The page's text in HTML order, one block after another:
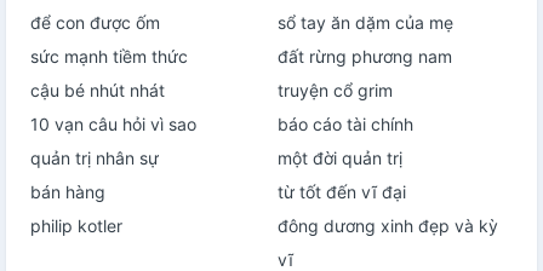
để con được ốm
sổ tay ăn dặm của mẹ
sức mạnh tiềm thức
đất rừng phương nam
cậu bé nhút nhát
truyện cổ grim
10 vạn câu hỏi vì sao
báo cáo tài chính
quản trị nhân sự
một đời quản trị
bán hàng
từ tốt đến vĩ đại
philip kotler
đông dương xinh đẹp và kỳ
vĩ